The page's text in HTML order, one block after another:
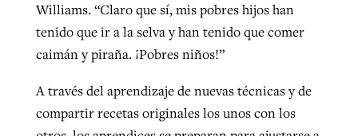
Williams. “Claro que sí, mis pobres hijos han
tenido que ir a la selva y han tenido que comer
caimán y piraña. ¡Pobres niños!”
A través del aprendizaje de nuevas técnicas y de
compartir recetas originales los unos con los